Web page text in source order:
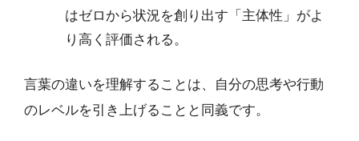
はゼロから状況を創り出す「主体性」がよ
り高く評価される。
言葉の違いを理解することは、自分の思考や行動
のレベルを引き上げることと同義です。